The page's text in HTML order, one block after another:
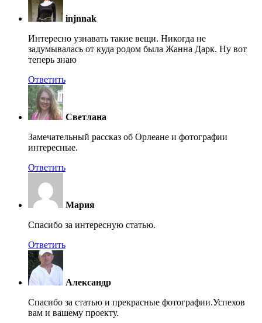
injnnak
Интересно узнавать такие вещи. Никогда не
задумывалась от куда родом была Жанна Дарк. Ну вот
теперь знаю
Ответить
Светлана
Замечательный рассказ об Орлеане и фотографии
интересные.
Ответить
Мария
Спасибо за интересную статью.
Ответить
Александр
Спасибо за статью и прекрасные фотографии.Успехов
вам и вашему проекту.